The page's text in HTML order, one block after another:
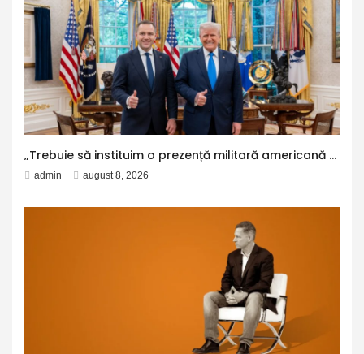
„Trebuie să instituim o prezență militară americană permanentă în Polonia”
admin august 8, 2026